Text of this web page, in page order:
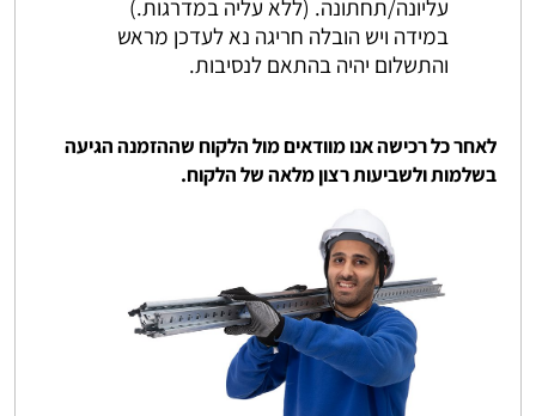
עליונה/תחתונה. (ללא עליה במדרגות.)
במידה ויש הובלה חריגה נא לעדכן מראש
והתשלום יהיה בהתאם לנסיבות.
לאחר כל רכישה אנו מוודאים מול הלקוח שההזמנה הגיעה
בשלמות ולשביעות רצון מלאה של הלקוח.